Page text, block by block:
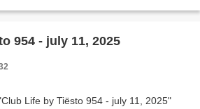
954 - july 11, 2025